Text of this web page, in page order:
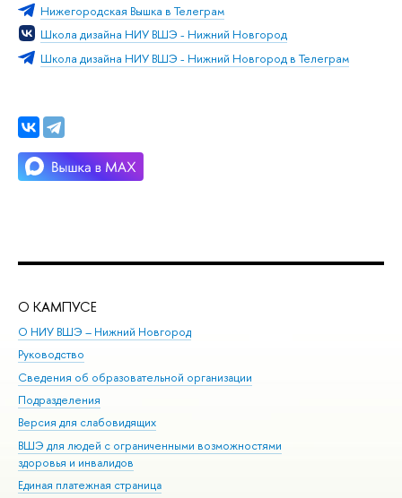
Нижегородская Вышка в Телеграм
Школа дизайна НИУ ВШЭ - Нижний Новгород
Школа дизайна НИУ ВШЭ - Нижний Новгород в Телеграм
О КАМПУСЕ
О НИУ ВШЭ – Нижний Новгород
Руководство
Сведения об образовательной организации
Подразделения
Версия для слабовидящих
ВШЭ для людей с ограниченными возможностями
здоровья и инвалидов
Единая платежная страница